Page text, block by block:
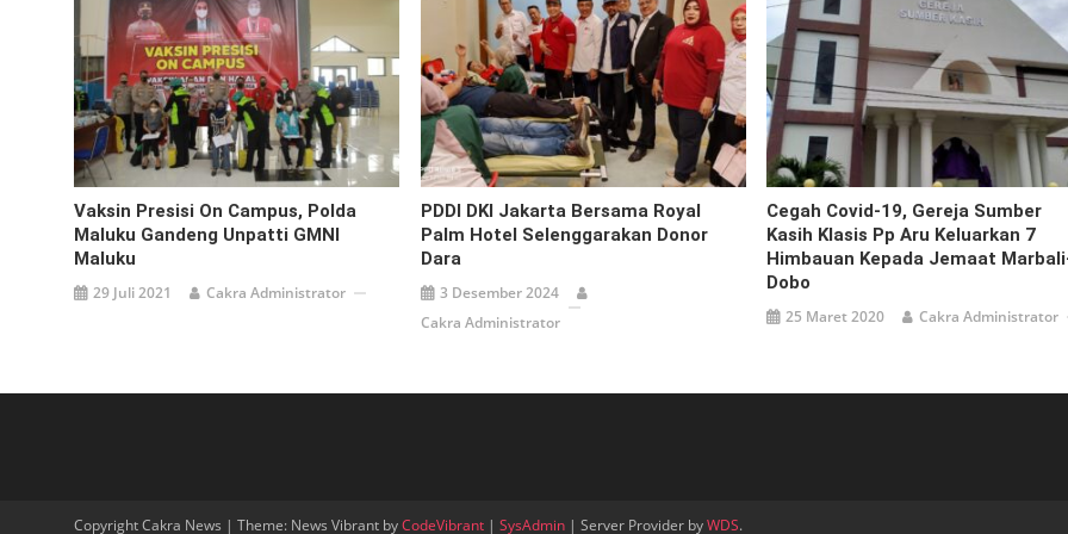
Vaksin Presisi On Campus, Polda
Maluku Gandeng Unpatti GMNI
Maluku
29 Juli 2021 Cakra Administrator
PDDI DKI Jakarta Bersama Royal
Palm Hotel Selenggarakan Donor
Dara
3 Desember 2024
Cakra Administrator
Cegah Covid-19, Gereja Sumber
Kasih Klasis Pp Aru Keluarkan 7
Himbauan Kepada Jemaat
Dobo
25 Maret 2020 Cakra Administrator
Copyright Cakra News | Theme: News Vibrant byCodeVibrant | SysAdmin | Server Provider byWDS.